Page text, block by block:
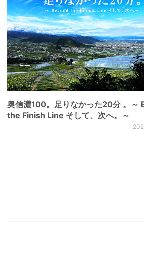
奥信濃100。足りなかった20分 。～
the Finish Line そして、次へ。～